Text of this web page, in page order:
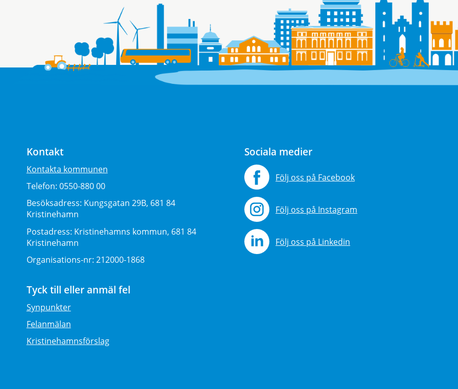
Kontakt
Kontakta kommunen
Telefon: 0550-880 00
Besöksadress: Kungsgatan 29B, 681 84
Kristinehamn
Postadress: Kristinehamns kommun, 681 84
Kristinehamn
Organisations-nr: 212000-1868
Tyck till eller anmäl fel
Synpunkter
Felanmälan
Kristinehamnsförslag
Sociala medier
Följ oss på Facebook
Följ oss på Instagram
Följ oss på Linkedin